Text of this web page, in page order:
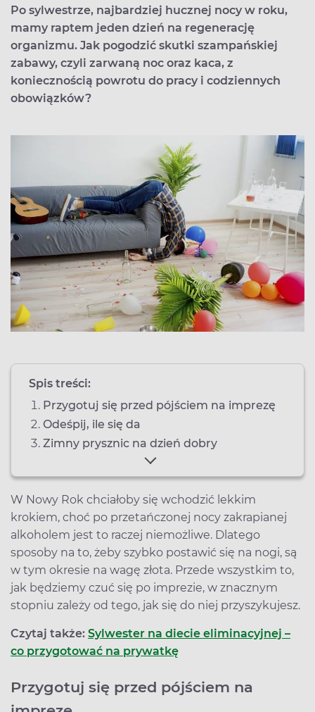
Po sylwestrze, najbardziej hucznej nocy w roku,
mamy raptem jeden dzień na regenerację
organizmu. Jak pogodzić skutki szampańskiej
zabawy, czyli zarwaną noc oraz kaca, z
koniecznością powrotu do pracy i codziennych
obowiązków?
Spis treści:
Przygotuj się przed pójściem na imprezę
Odeśpij, ile się da
Zimny prysznic na dzień dobry
W Nowy Rok chciałoby się wchodzić lekkim
krokiem, choć po przetańczonej nocy zakrapianej
alkoholem jest to raczej niemożliwe. Dlatego
sposoby na to, żeby szybko postawić się na nogi, są
w tym okresie na wagę złota. Przede wszystkim to,
jak będziemy czuć się po imprezie, w znacznym
stopniu zależy od tego, jak się do niej przyszykujesz.
Czytaj także: Sylwester na diecie eliminacyjnej –
co przygotować na prywatkę
Przygotuj się przed pójściem na